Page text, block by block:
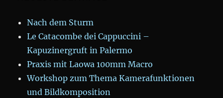
Nach dem Sturm
Le Catacombe dei Cappuccini –
Kapuzinergruft in Palermo
Praxis mit Laowa 100mm Macro
Workshop zum Thema Kamerafunktionen
und Bildkomposition